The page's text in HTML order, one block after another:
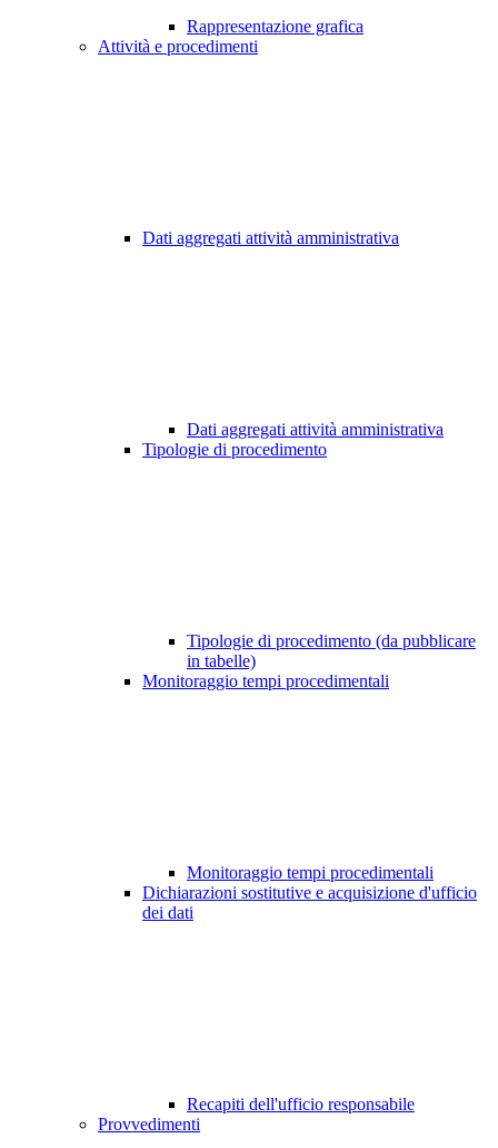
Rappresentazione grafica
Attività e procedimenti
Dati aggregati attività amministrativa
Dati aggregati attività amministrativa
Tipologie di procedimento
Tipologie di procedimento (da pubblicare
in tabelle)
Monitoraggio tempi procedimentali
Monitoraggio tempi procedimentali
Dichiarazioni sostitutive e acquisizione d'ufficio
dei dati
Recapiti dell'ufficio responsabile
Provvedimenti